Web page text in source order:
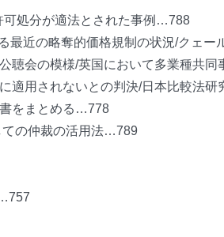
処分が適法とされた事例…788
近の略奪的価格規制の状況/クェー
聴会の模様/英国において多業種共同
適用されないとの判決/日本比較法研
をまとめる…778
の仲裁の活用法…789